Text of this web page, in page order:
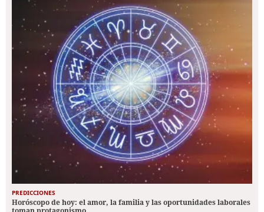
PREDICCIONES
Horóscopo de hoy: el amor, la familia y las oportunidades laborales